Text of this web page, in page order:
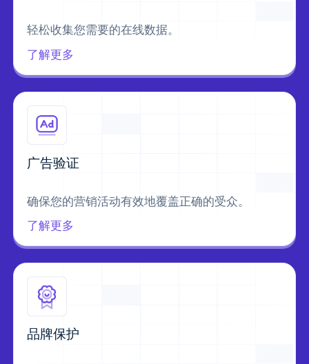
轻松收集您需要的在线数据。
了解更多
广告验证
确保您的营销活动有效地覆盖正确的受众。
了解更多
品牌保护